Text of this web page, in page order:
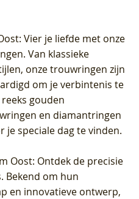
: Vier je liefde met onze
Van klassieke
onze trouwringen zijn
om je verbintenis te
gouden
en diamantringen
je speciale dag te vinden.
Oost: Ontdek de precisie
Bekend om hun
en innovatieve ontwerp,